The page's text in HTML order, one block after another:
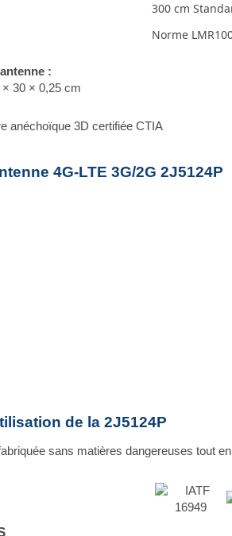
300 cm
Norme
:
30 × 0,25 cm
anéchoïque 3D certifiée CTIA
4G-LTE 3G/2G 2J5124P
de la 2J5124P
sans matières dangereuses tout